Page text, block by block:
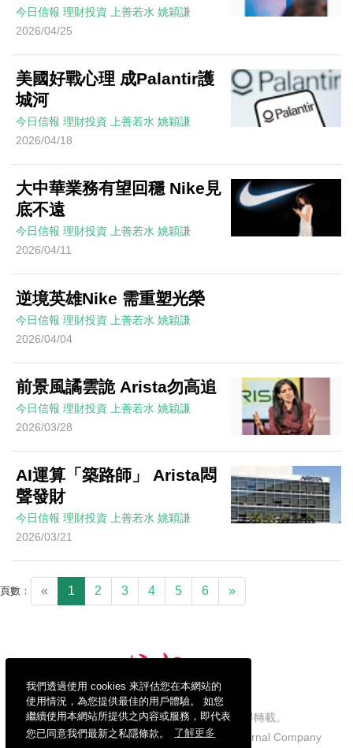
我們透過使用 cookies 來評估您在本網站的
使用情況，為您提供最佳的用戶體驗。 如您
繼續使用本網站所提供之內容或服務，即代表
您已同意我們最新之私隱條款。
了解更多
今日信報 理財投資 上善若水 姚穎謙
2026/04/25
美國好戰心理 成Palantir護
城河
今日信報 理財投資 上善若水 姚穎謙
2026/04/18
大中華業務有望回穩 Nike見
底不遠
今日信報 理財投資 上善若水 姚穎謙
2026/04/11
逆境英雄Nike 需重塑光榮
今日信報 理財投資 上善若水 姚穎謙
2026/04/04
前景風譎雲詭 Arista勿高追
今日信報 理財投資 上善若水 姚穎謙
2026/03/28
AI運算「築路師」 Arista悶
聲發財
今日信報 理財投資 上善若水 姚穎謙
2026/03/21
頁數： « 1 2 3 4 5 6 »
信報財經新聞有限公司版權所有，不得轉載。
Copyright © 2026 Hong Kong Economic Journal Company